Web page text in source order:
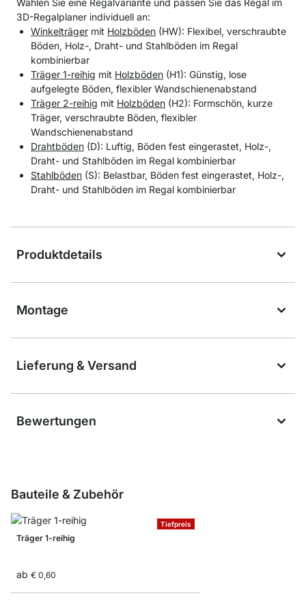
Wählen Sie eine Regalvariante und passen Sie das Regal im
3D-Regalplaner individuell an:
Winkelträger mit Holzböden (HW): Flexibel, verschraubte
Böden, Holz-, Draht- und Stahlböden im Regal
kombinierbar
Träger 1-reihig mit Holzböden (H1): Günstig, lose
aufgelegte Böden, flexibler Wandschienenabstand
Träger 2-reihig mit Holzböden (H2): Formschön, kurze
Träger, verschraubte Böden, flexibler
Wandschienenabstand
Drahtböden (D): Luftig, Böden fest eingerastet, Holz-,
Draht- und Stahlböden im Regal kombinierbar
Stahlböden (S): Belastbar, Böden fest eingerastet, Holz-,
Draht- und Stahlböden im Regal kombinierbar
Produktdetails
Montage
Lieferung & Versand
Bewertungen
Bauteile & Zubehör
Tiefpreis
Träger 1-reihig
ab € 0,60